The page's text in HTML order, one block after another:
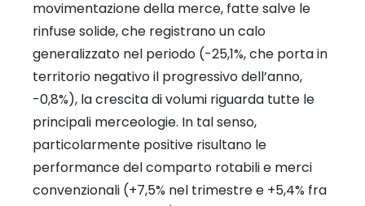
movimentazione della merce, fatte salve le
rinfuse solide, che registrano un calo
generalizzato nel periodo (-25,1%, che porta in
territorio negativo il progressivo dell’anno,
-0,8%), la crescita di volumi riguarda tutte le
principali merceologie. In tal senso,
particolarmente positive risultano le
performance del comparto rotabili e merci
convenzionali (+7,5% nel trimestre e +5,4% fra